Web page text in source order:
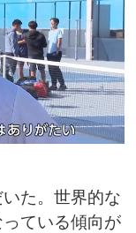
た。世界的な
ている傾向が